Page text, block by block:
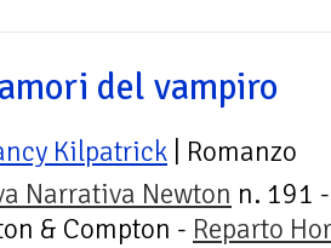
del vampiro
Kilpatrick | Romanzo
Narrativa Newton n. 191 -
& Compton - Reparto